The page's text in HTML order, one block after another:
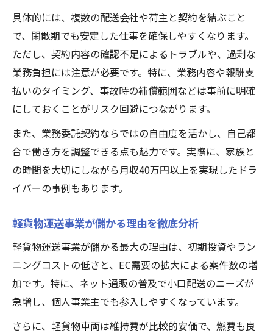
具体的には、複数の配送会社や荷主と契約を結ぶこと
で、閑散期でも安定した仕事を確保しやすくなります。
ただし、契約内容の確認不足によるトラブルや、過剰な
業務負担には注意が必要です。特に、業務内容や報酬支
払いのタイミング、事故時の補償範囲などは事前に明確
にしておくことがリスク回避につながります。
また、業務委託契約ならではの自由度を活かし、自己都
合で働き方を調整できる点も魅力です。実際に、家族と
の時間を大切にしながら月収40万円以上を実現したドラ
イバーの事例もあります。
軽貨物運送事業が儲かる理由を徹底分析
軽貨物運送事業が儲かる最大の理由は、初期投資やラン
ニングコストの低さと、EC需要の拡大による案件数の増
加です。特に、ネット通販の普及で小口配送のニーズが
急増し、個人事業主でも参入しやすくなっています。
さらに、軽貨物車両は維持費が比較的安価で、燃費も良